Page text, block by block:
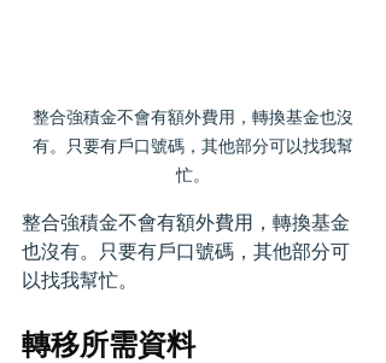
整合強積金不會有額外費用，轉換基金也沒
有。只要有戶口號碼，其他部分可以找我幫
忙。
整合強積金不會有額外費用，轉換基金
也沒有。只要有戶口號碼，其他部分可
以找我幫忙。
轉移所需資料